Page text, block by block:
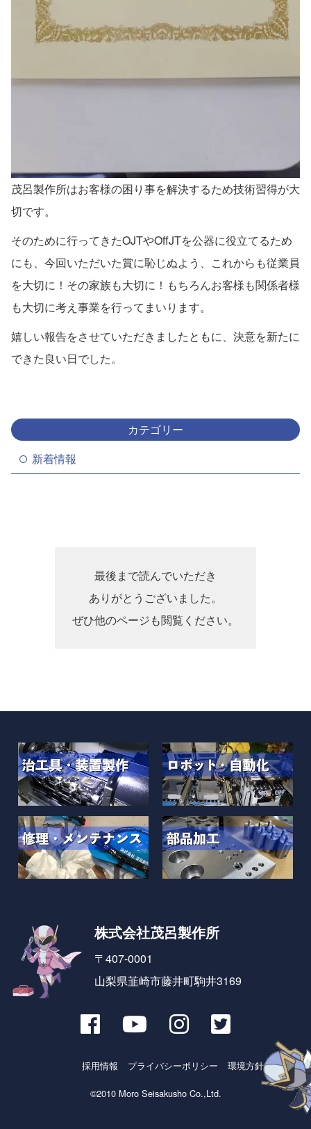
茂呂製作所はお客様の困り事を解決するため技術習得が大
切です。
そのために行ってきたOJTやOffJTを公器に役立てるため
にも、今回いただいた賞に恥じぬよう、これからも従業員
を大切に！その家族も大切に！もちろんお客様も関係者様
も大切に考え事業を行ってまいります。
嬉しい報告をさせていただきましたともに、決意を新たに
できた良い日でした。
カテゴリー
新着情報
最後まで読んでいただき
ありがとうございました。
ぜひ他のページも閲覧ください。
株式会社茂呂製作所
〒407-0001
山梨県韮崎市藤井町駒井3169
採用情報 プライバシーポリシー 環境方針とSDGs
©2010 Moro Seisakusho Co.,Ltd.